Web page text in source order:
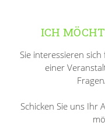
ICH
Sie interessieren
einer
Schicken Sie uns Ihr